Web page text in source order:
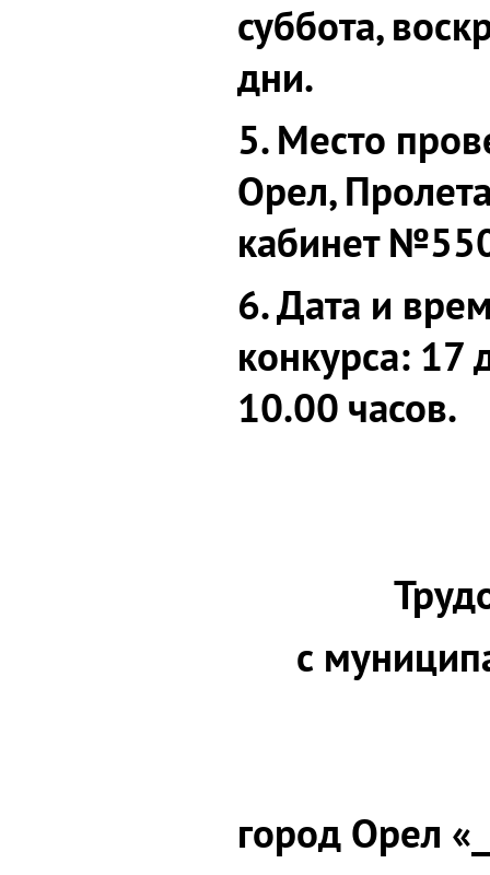
суббота,
дни.
5.Место
Орел,
кабинет
6.Дата и
конкурса: 17
10.00 часов.
с
город Орел